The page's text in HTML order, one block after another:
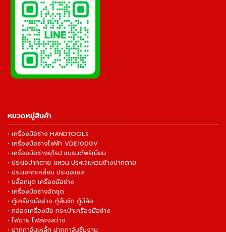
หมวดหมู่สินค้า
• เครื่องมือช่าง HANDTOOLS
• เครื่องมือช่างไฟฟ้า VDE1000V
• เครื่องมือช่างยุโรป แบรนด์พรีเมี่ยม
• ประแจปากตาย-แหวน ประแจแหวนข้างปากตาย
• ประแจหกเหลี่ยม ประแจแอล
• บล็อกชุด เครื่องมือช่าง
• เครื่องมือช่างจัดชุด
• ตู้เครื่องมือช่าง ตู้ลิ้นชัก ตู้มีล้อ
• กล่องเครื่องมือ กระเป๋าเครื่องมือช่าง
• ไฟฉาย ไฟส่องสว่าง